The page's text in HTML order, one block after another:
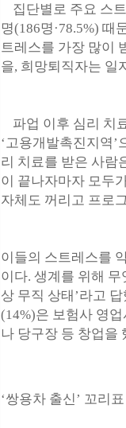
집단별로 주요 스
명(186명·78.5%) 때
트레스를 가장 많이
을, 희망퇴직자는 일
파업 이후 심리 치
‘고용개발촉진지역
리 치료를 받은 사람
이 끝나자마자 모두
자체도 꺼리고 프로
이들의 스트레스를
이다. 생계를 위해
상 무직 상태’라고
(14%)은 보험사 영
나 당구장 등 창업을
‘쌍용차 출신’ 꼬리